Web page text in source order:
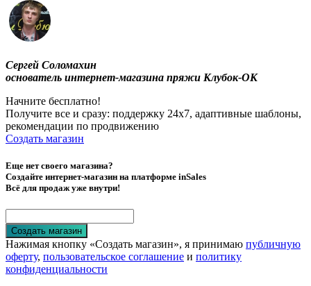
Сергей Соломахин
основатель интернет-магазина пряжи Клубок-ОК
Начните бесплатно!
Получите все и сразу: поддержку 24х7, адаптивные шаблоны,
рекомендации по продвижению
Создать магазин
Еще нет своего магазина?
Создайте интернет-магазин на платформе inSales
Всё для продаж уже внутри!
Создать магазин
Нажимая кнопку «Создать магазин», я принимаю публичную
оферту, пользовательское соглашение и политику
конфиденциальности